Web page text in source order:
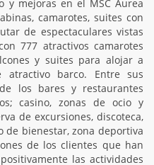
y mejoras en el MSC Áurea
camarotes, suites con
de espectaculares vistas
777 atractivos camarotes
y suites para alojar a
atractivo barco. Entre sus
los bares y restaurantes
casino, zonas de ocio y
de excursiones, discoteca,
de bienestar, zona deportiva
de los clientes que han
las actividades